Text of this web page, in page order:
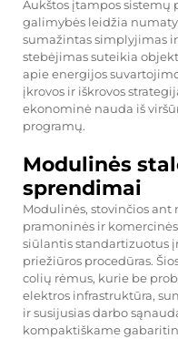
Aukštos įtampos sistemų
galimybės leidžia
sumažintas simplyjimas
stebėjimas suteikia
apie energijos
įkrovos ir iškrovos
ekonominė nauda iš
programų.
Modulinės
sprendimai
Modulinės, stovinčios ant
pramoninės ir
siūlantis standartizuotus
priežiūros procedūras.
colių rėmus, kurie be
elektros infrastruktūra,
ir susijusias darbo
kompaktiškame